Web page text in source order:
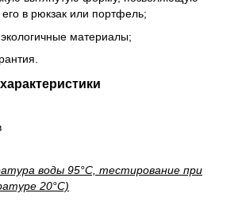
его в рюкзак или портфель;
материалы;
воды 95°C, тестирование при
20°C)